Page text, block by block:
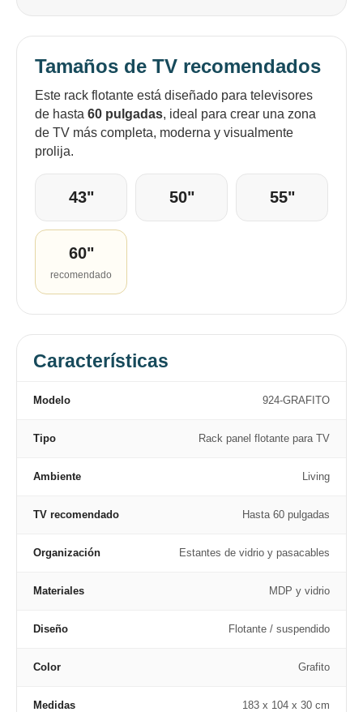
Tamaños de TV recomendados
Este rack flotante está diseñado para televisores
de hasta 60 pulgadas, ideal para crear una zona
de TV más completa, moderna y visualmente
prolija.
43" 50" 55"
60"
recomendado
Características
Modelo 924-GRAFITO
Tipo Rack panel flotante para TV
Ambiente Living
TV recomendado Hasta 60 pulgadas
Organización Estantes de vidrio y pasacables
Materiales MDP y vidrio
Diseño Flotante / suspendido
Color Grafito
Medidas 183 x 104 x 30 cm